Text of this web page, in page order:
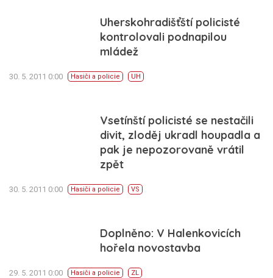
Uherskohradišťští policisté
kontrolovali podnapilou
mládež
30. 5. 2011 0:00 Hasiči a policie UH
Vsetínští policisté se nestačili
divit, zloděj ukradl houpadla a
pak je nepozorovaně vrátil
zpět
30. 5. 2011 0:00 Hasiči a policie VS
Doplněno: V Halenkovicích
hořela novostavba
29. 5. 2011 0:00 Hasiči a policie ZL